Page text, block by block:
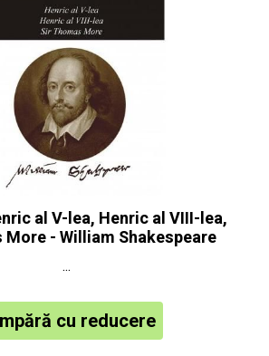
al V-lea, Henric al VIII-lea,
More - William Shakespeare
...
cu reducere